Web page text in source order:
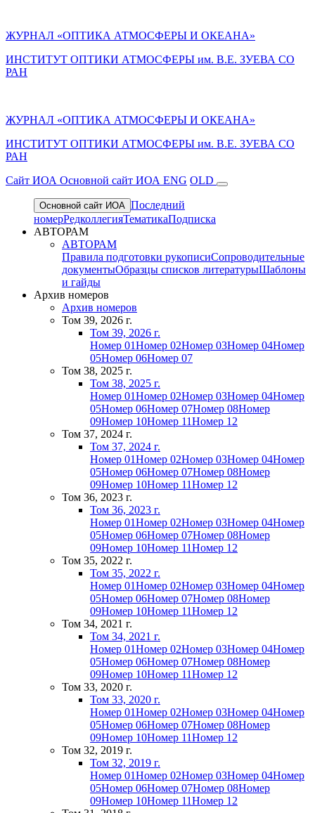
ЖУРНАЛ «ОПТИКА АТМОСФЕРЫ И ОКЕАНА»
ИНСТИТУТ ОПТИКИ АТМОСФЕРЫ им. В.Е. ЗУЕВА СО
РАН
ЖУРНАЛ «ОПТИКА АТМОСФЕРЫ И ОКЕАНА»
ИНСТИТУТ ОПТИКИ АТМОСФЕРЫ им. В.Е. ЗУЕВА СО
РАН
Cайт ИОА Основной сайт ИОА ENG OLD
Основной сайт ИОА Последний
номерРедколлегияТематикаПодписка
АВТОРАМ
АВТОРАМ
Правила подготовки рукописиСопроводительные
документыОбразцы списков литературыШаблоны
и гайды
Архив номеров
Архив номеров
Том 39, 2026 г.
Том 39, 2026 г.
Номер 01Номер 02Номер 03Номер 04Номер
05Номер 06Номер 07
Том 38, 2025 г.
Том 38, 2025 г.
Номер 01Номер 02Номер 03Номер 04Номер
05Номер 06Номер 07Номер 08Номер
09Номер 10Номер 11Номер 12
Том 37, 2024 г.
Том 37, 2024 г.
Номер 01Номер 02Номер 03Номер 04Номер
05Номер 06Номер 07Номер 08Номер
09Номер 10Номер 11Номер 12
Том 36, 2023 г.
Том 36, 2023 г.
Номер 01Номер 02Номер 03Номер 04Номер
05Номер 06Номер 07Номер 08Номер
09Номер 10Номер 11Номер 12
Том 35, 2022 г.
Том 35, 2022 г.
Номер 01Номер 02Номер 03Номер 04Номер
05Номер 06Номер 07Номер 08Номер
09Номер 10Номер 11Номер 12
Том 34, 2021 г.
Том 34, 2021 г.
Номер 01Номер 02Номер 03Номер 04Номер
05Номер 06Номер 07Номер 08Номер
09Номер 10Номер 11Номер 12
Том 33, 2020 г.
Том 33, 2020 г.
Номер 01Номер 02Номер 03Номер 04Номер
05Номер 06Номер 07Номер 08Номер
09Номер 10Номер 11Номер 12
Том 32, 2019 г.
Том 32, 2019 г.
Номер 01Номер 02Номер 03Номер 04Номер
05Номер 06Номер 07Номер 08Номер
09Номер 10Номер 11Номер 12